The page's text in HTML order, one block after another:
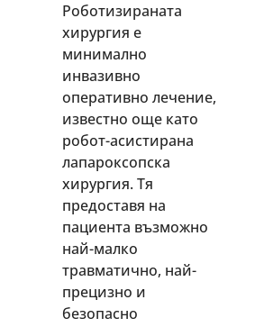
Роботизираната
хирургия е
минимално
инвазивно
оперативно лечение,
известно още като
робот-асистирана
лапароксопска
хирургия. Тя
предоставя на
пациента възможно
най-малко
травматично, най-
прецизно и
безопасно